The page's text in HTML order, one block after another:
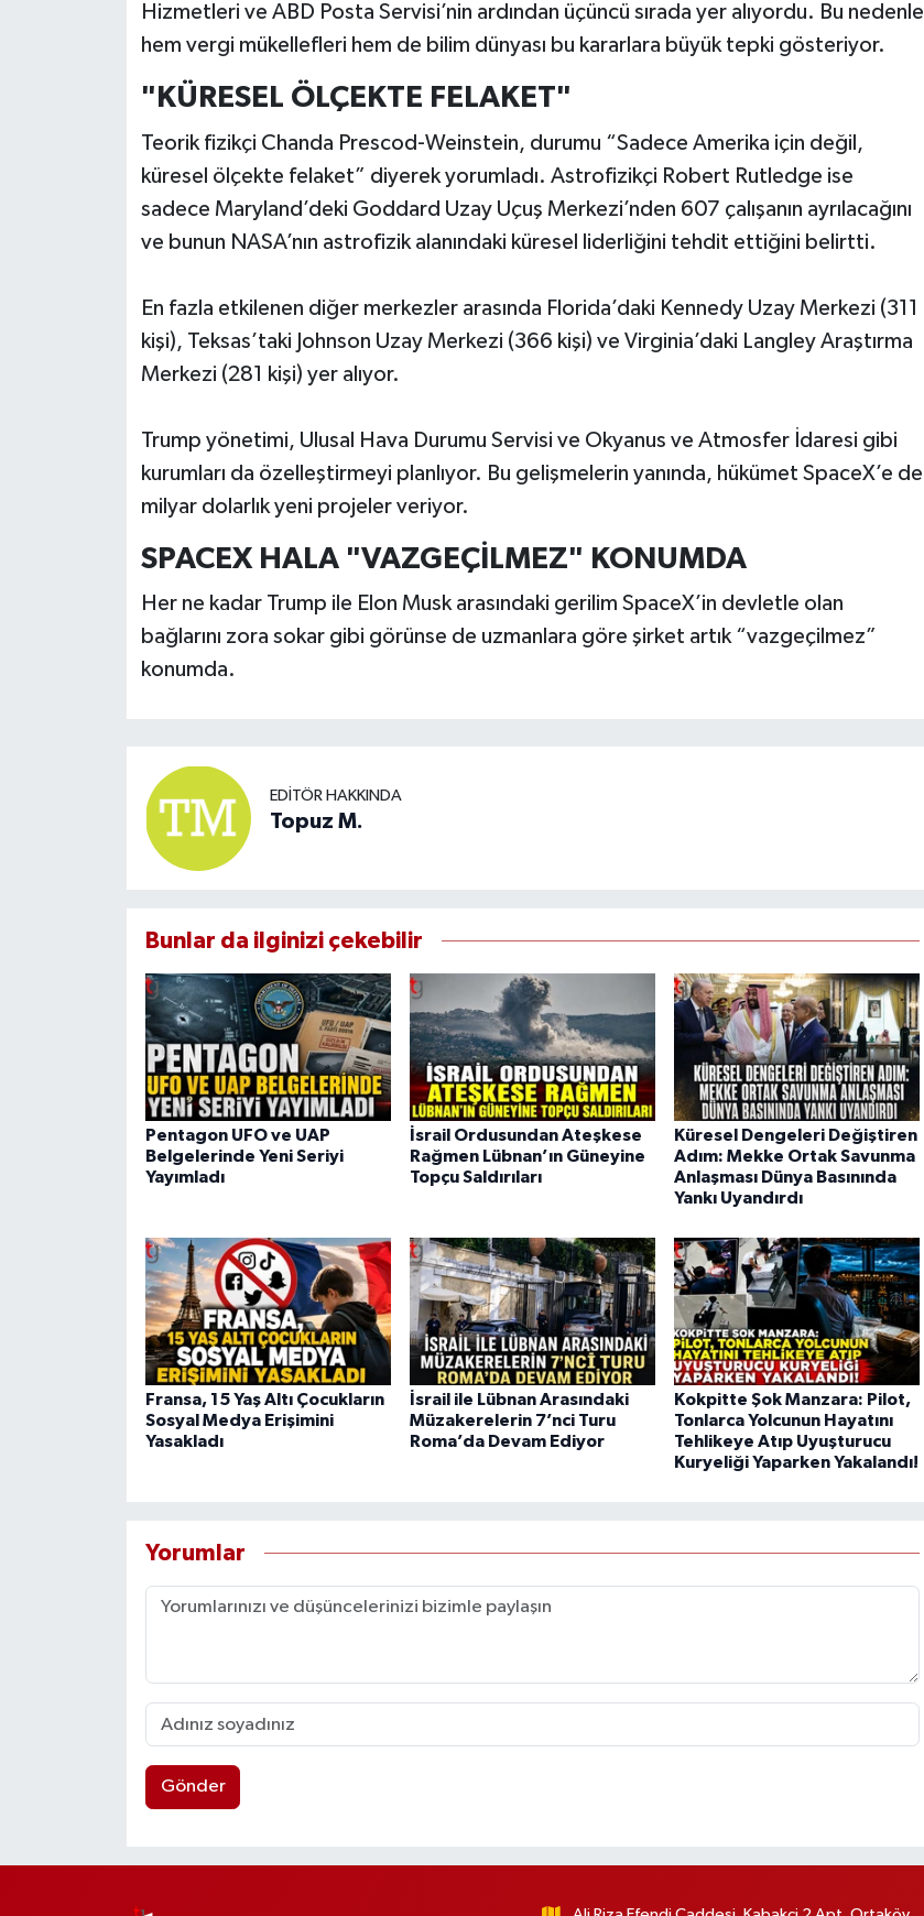
Hizmetleri ve ABD Posta Servisi’nin ardından üçüncü sırada yer alıyordu. Bu nedenle
hem vergi mükellefleri hem de bilim dünyası bu kararlara büyük tepki gösteriyor.
"KÜRESEL ÖLÇEKTE FELAKET"
Teorik fizikçi Chanda Prescod-Weinstein, durumu “Sadece Amerika için değil,
küresel ölçekte felaket” diyerek yorumladı. Astrofizikçi Robert Rutledge ise
sadece Maryland’deki Goddard Uzay Uçuş Merkezi’nden 607 çalışanın ayrılacağını
ve bunun NASA’nın astrofizik alanındaki küresel liderliğini tehdit ettiğini belirtti.
En fazla etkilenen diğer merkezler arasında Florida’daki Kennedy Uzay Merkezi (311
kişi), Teksas’taki Johnson Uzay Merkezi (366 kişi) ve Virginia’daki Langley Araştırma
Merkezi (281 kişi) yer alıyor.
Trump yönetimi, Ulusal Hava Durumu Servisi ve Okyanus ve Atmosfer İdaresi gibi
kurumları da özelleştirmeyi planlıyor. Bu gelişmelerin yanında, hükümet SpaceX’e de
milyar dolarlık yeni projeler veriyor.
SPACEX HALA "VAZGEÇİLMEZ" KONUMDA
Her ne kadar Trump ile Elon Musk arasındaki gerilim SpaceX’in devletle olan
bağlarını zora sokar gibi görünse de uzmanlara göre şirket artık “vazgeçilmez”
konumda.
EDITÖR HAKKINDA
Topuz M.
Bunlar da ilginizi çekebilir
Pentagon UFO ve UAP
Belgelerinde Yeni Seriyi
Yayımladı
İsrail Ordusundan Ateşkese
Rağmen Lübnan’ın Güneyine
Topçu Saldırıları
Küresel Dengeleri Değiştiren
Adım: Mekke Ortak Savunma
Anlaşması Dünya Basınında
Yankı Uyandırdı
Fransa, 15 Yaş Altı Çocukların
Sosyal Medya Erişimini
Yasakladı
İsrail ile Lübnan Arasındaki
Müzakerelerin 7’nci Turu
Roma’da Devam Ediyor
Kokpitte Şok Manzara: Pilot,
Tonlarca Yolcunun Hayatını
Tehlikeye Atıp Uyuşturucu
Kuryeliği Yaparken Yakalandı!
Yorumlar
Gönder